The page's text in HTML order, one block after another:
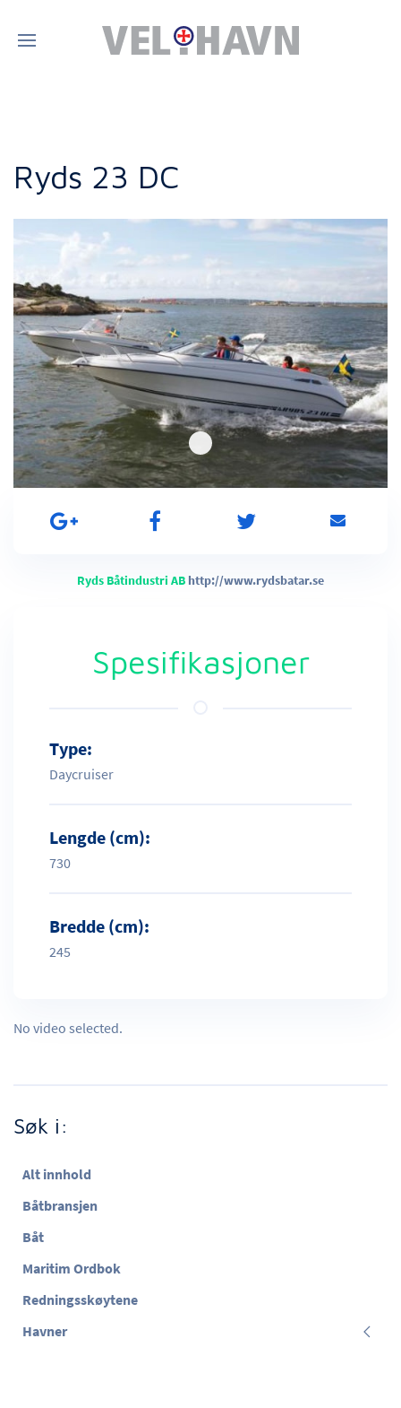
Ryds 23 DC
Ryds Båtindustri AB http://www.rydsbatar.se
Spesifikasjoner
Type:
Daycruiser
Lengde (cm):
730
Bredde (cm):
245
No video selected.
Søk i:
Alt innhold
Båtbransjen
Båt
Maritim Ordbok
Redningsskøytene
Havner